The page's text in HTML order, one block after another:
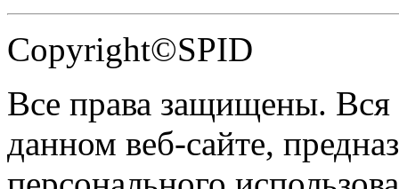
Copyright©SPID
Все права защищены.
данном веб-сайте,